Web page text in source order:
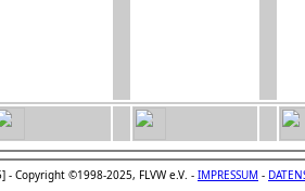
- Copyright ©1998-2025, FLVW e.V. - IMPRESSUM -